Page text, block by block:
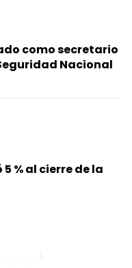
como secretario
Nacional
% al cierre de la